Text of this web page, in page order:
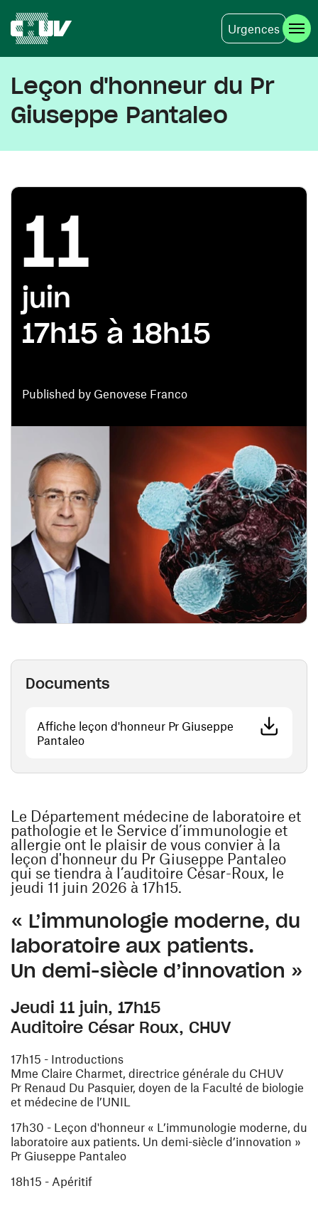
Urgences
Leçon d'honneur du Pr
Giuseppe Pantaleo
Published by Genovese Franco
11
juin
17h15 à 18h15
Documents
Affiche leçon d'honneur Pr Giuseppe
Pantaleo(opens in a new window)
Le Département médecine de laboratoire et
pathologie et le Service d’immunologie et
allergie ont le plaisir de vous convier à la
leçon d'honneur du Pr Giuseppe Pantaleo
qui se tiendra à l’auditoire César-Roux, le
jeudi 11 juin 2026 à 17h15.
« L’immunologie moderne, du
laboratoire aux patients.
Un demi-siècle d’innovation »
Jeudi 11 juin, 17h15
Auditoire César Roux, CHUV
17h15 - Introductions
Mme Claire Charmet, directrice générale du CHUV
Pr Renaud Du Pasquier, doyen de la Faculté de biologie
et médecine de l’UNIL
17h30 - Leçon d'honneur « L’immunologie moderne, du
laboratoire aux patients. Un demi-siècle d’innovation »
Pr Giuseppe Pantaleo
18h15 - Apéritif